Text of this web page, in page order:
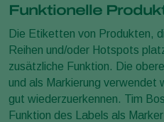
Funktionelle
Die Etiketten von Produkten,
Reihen und/oder Hotspots
zusätzliche Funktion. Die
und als Markierung verwendet
gut wiederzuerkennen. Tim
Funktion des Labels als